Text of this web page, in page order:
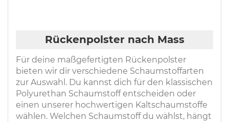
Rückenpolster nach Mass
Für deine maßgefertigten Rückenpolster
bieten wir dir verschiedene Schaumstoffarten
zur Auswahl. Du kannst dich für den klassischen
Polyurethan Schaumstoff entscheiden oder
einen unserer hochwertigen Kaltschaumstoffe
wählen. Welchen Schaumstoff du wählst, hängt